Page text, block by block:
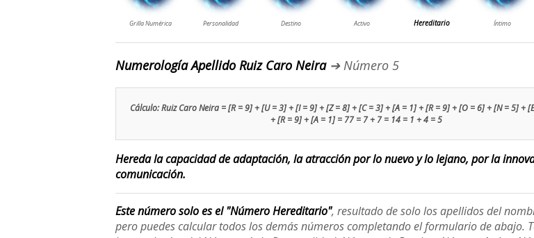
Numerología Apellido Ruiz Caro Neira➔ Número 5
Cálculo: Ruiz Caro Neira = [R = 9] + [U = 3] + [I = 9] + [Z = 8] + [C = 3] + [A = 1] + [R = 9] + [O = 6] + [N = 5] +
+ [R = 9] + [A = 1] = 77 = 7 + 7 = 14 = 1 + 4 = 5
Hereda la capacidad de adaptación, la atracción por lo nuevo y lo lejano, por la
comunicación.
Este número solo es el "Número Hereditario", resultado de solo los apellidos del
pero puedes calcular todos los demás números completando el formulario de abajo.